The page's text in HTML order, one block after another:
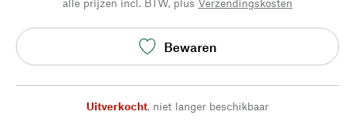
alle prijzen incl. BTW, plus Verzendingskosten
Bewaren
Uitverkocht, niet langer beschikbaar